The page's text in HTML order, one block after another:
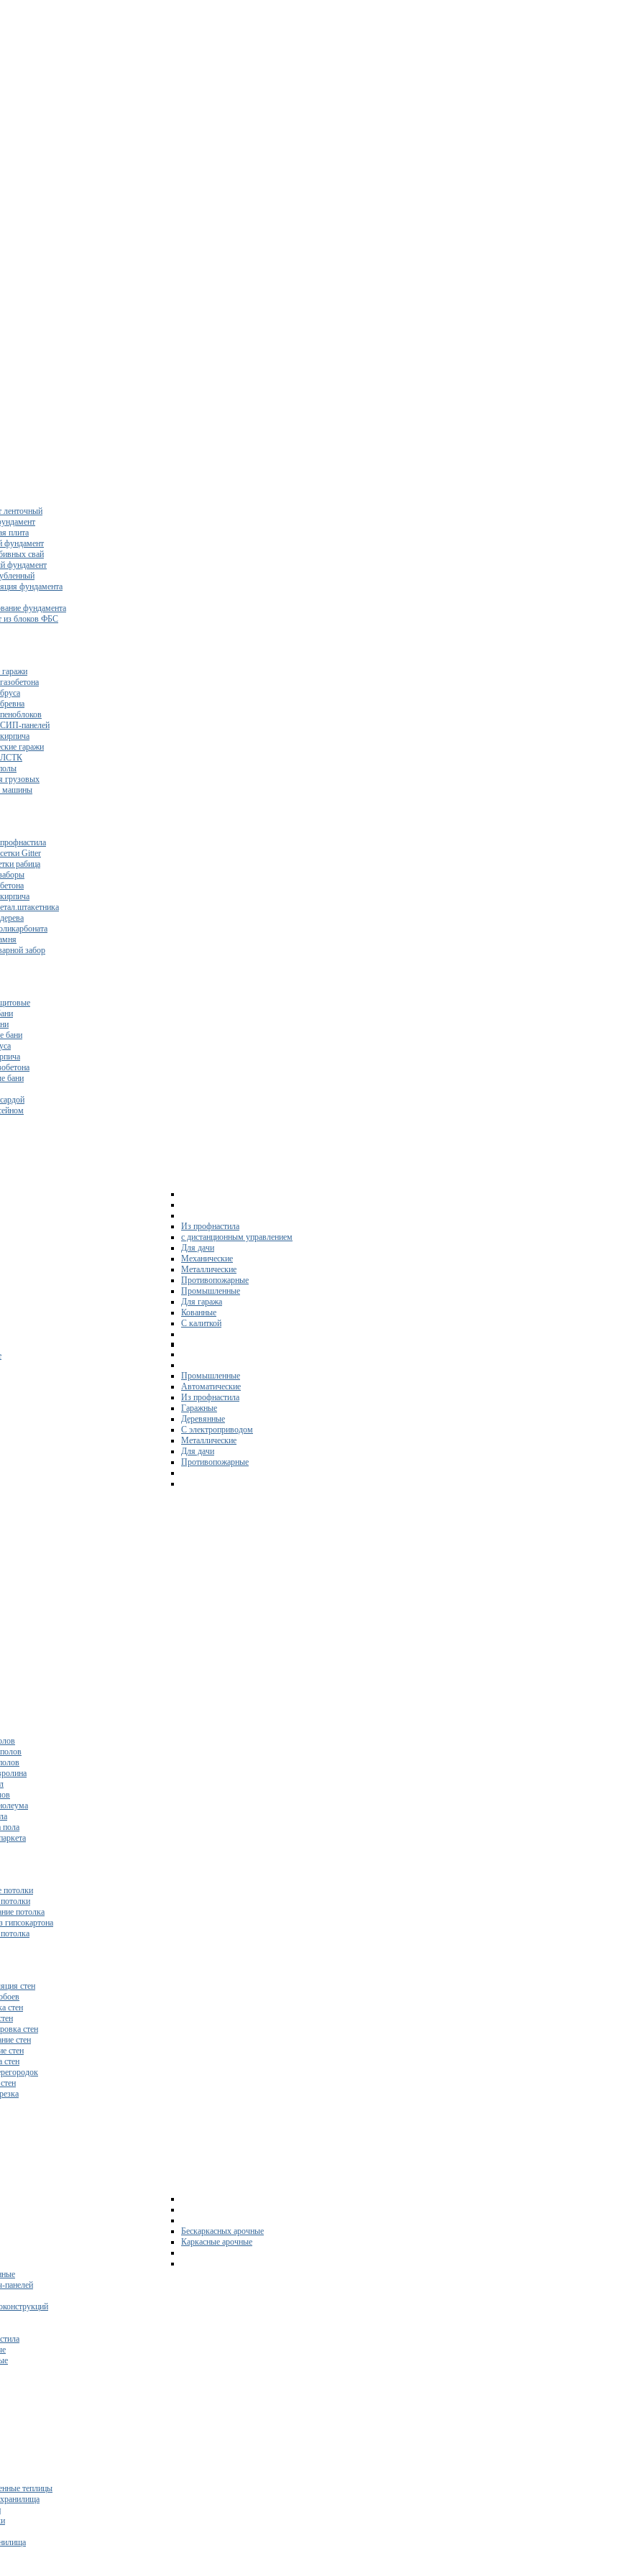
ленточный
плита
фундамент
свай
фундамент
фундамента
фундамента
из блоков ФБС
панелей
гаражи
ЛСТК
грузовых
машины
Gitter
рабица
забор
бани
бани
Из профнастила
с дистанционным управлением
Для дачи
Механические
Металлические
Противопожарные
Промышленные
Для гаража
Кованные
С калиткой
Промышленные
Автоматические
Из профнастила
Гаражные
Деревянные
С электроприводом
Металлические
Для дачи
Противопожарные
потолки
потолка
гипсокартона
стен
стен
стен
стен
стен
стен
Бескаркасных арочные
Каркасные арочные
панелей
теплицы
расчет сметы исходя из вашего бюджета!